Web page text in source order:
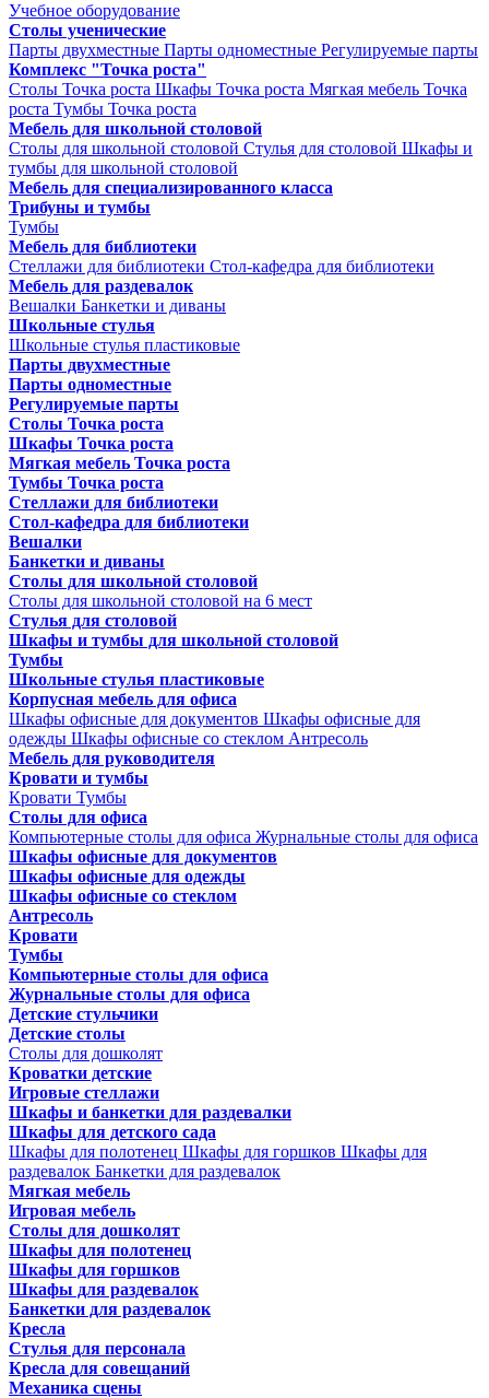
Учебное оборудование
Столы ученические
Парты двухместные Парты одноместные Регулируемые парты
Комплекс "Точка роста"
Столы Точка роста Шкафы Точка роста Мягкая мебель Точка
роста Тумбы Точка роста
Мебель для школьной столовой
Столы для школьной столовой Стулья для столовой Шкафы и
тумбы для школьной столовой
Мебель для специализированного класса
Трибуны и тумбы
Тумбы
Мебель для библиотеки
Стеллажи для библиотеки Стол-кафедра для библиотеки
Мебель для раздевалок
Вешалки Банкетки и диваны
Школьные стулья
Школьные стулья пластиковые
Парты двухместные
Парты одноместные
Регулируемые парты
Столы Точка роста
Шкафы Точка роста
Мягкая мебель Точка роста
Тумбы Точка роста
Стеллажи для библиотеки
Стол-кафедра для библиотеки
Вешалки
Банкетки и диваны
Столы для школьной столовой
Столы для школьной столовой на 6 мест
Стулья для столовой
Шкафы и тумбы для школьной столовой
Тумбы
Школьные стулья пластиковые
Корпусная мебель для офиса
Шкафы офисные для документов Шкафы офисные для
одежды Шкафы офисные со стеклом Антресоль
Мебель для руководителя
Кровати и тумбы
Кровати Тумбы
Столы для офиса
Компьютерные столы для офиса Журнальные столы для офиса
Шкафы офисные для документов
Шкафы офисные для одежды
Шкафы офисные со стеклом
Антресоль
Кровати
Тумбы
Компьютерные столы для офиса
Журнальные столы для офиса
Детские стульчики
Детские столы
Столы для дошколят
Кроватки детские
Игровые стеллажи
Шкафы и банкетки для раздевалки
Шкафы для детского сада
Шкафы для полотенец Шкафы для горшков Шкафы для
раздевалок Банкетки для раздевалок
Мягкая мебель
Игровая мебель
Столы для дошколят
Шкафы для полотенец
Шкафы для горшков
Шкафы для раздевалок
Банкетки для раздевалок
Кресла
Стулья для персонала
Кресла для совещаний
Механика сцены